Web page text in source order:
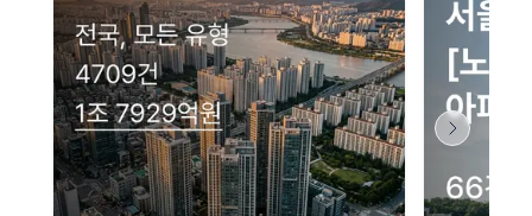
네이버 지도 연결 안내
현재 네이버 지도 연결이 원활하지 않아 지도를 불러올 수 없습니다.
이용에 불편을 드려 죄송합니다.
다시 시도